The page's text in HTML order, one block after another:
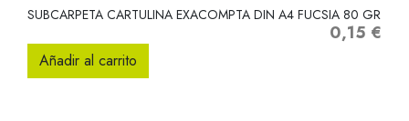
SUBCARPETA CARTULINA EXACOMPTA DIN A4 FUCSIA 80 GR
Precio
0,15 €
Añadir al carrito